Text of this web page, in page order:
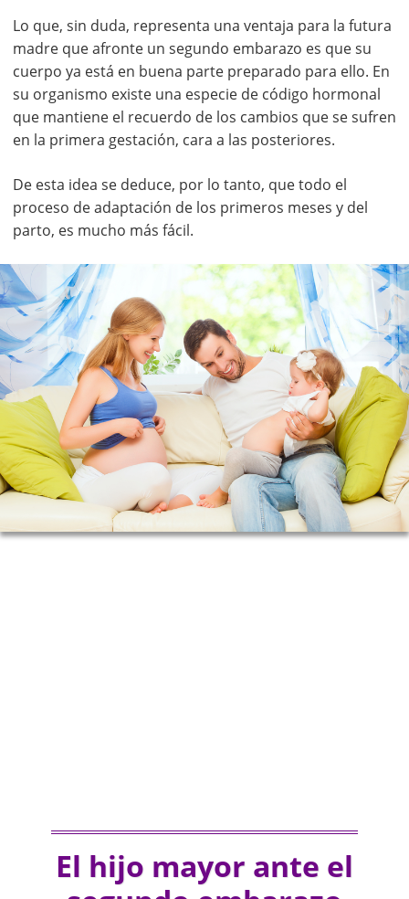
Lo que, sin duda, representa una ventaja para la futura
madre que afronte un segundo embarazo es que su
cuerpo ya está en buena parte preparado para ello. En
su organismo existe una especie de código hormonal
que mantiene el recuerdo de los cambios que se sufren
en la primera gestación, cara a las posteriores.
De esta idea se deduce, por lo tanto, que todo el
proceso de adaptación de los primeros meses y del
parto, es mucho más fácil.
El hijo mayor ante el